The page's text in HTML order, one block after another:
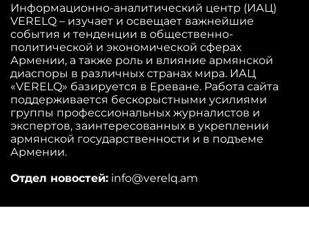
Информационно-аналитический центр (ИАЦ)
VERELQ – изучает и освещает важнейшие
события и тенденции в общественно-
политической и экономической сферах
Армении, а также роль и влияние армянской
диаспоры в различных странах мира. ИАЦ
«VERELQ» базируется в Ереване. Работа сайта
поддерживается бескорыстными усилиями
группы профессиональных журналистов и
экспертов, заинтересованных в укреплении
армянской государственности и в подъеме
Армении.
Отдел новостей: info@verelq.am